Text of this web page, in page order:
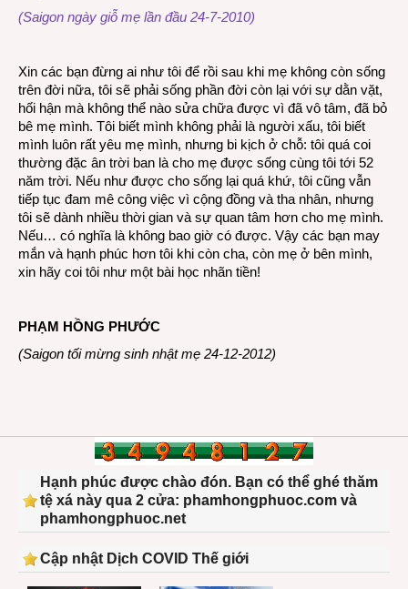
(Saigon ngày giỗ mẹ lần đầu 24-7-2010)
Xin các bạn đừng ai như tôi để rồi sau khi mẹ không còn sống
trên đời nữa, tôi sẽ phải sống phần đời còn lại với sự dằn vặt,
hối hận mà không thể nào sửa chữa được vì đã vô tâm, đã bỏ
bê mẹ mình. Tôi biết mình không phải là người xấu, tôi biết
mình luôn rất yêu mẹ mình, nhưng bi kịch ở chỗ: tôi quá coi
thường đặc ân trời ban là cho mẹ được sống cùng tôi tới 52
năm trời. Nếu như được cho sống lại quá khứ, tôi cũng vẫn
tiếp tục đam mê công việc vì cộng đồng và tha nhân, nhưng
tôi sẽ dành nhiều thời gian và sự quan tâm hơn cho mẹ mình.
Nếu… có nghĩa là không bao giờ có được. Vậy các bạn may
mắn và hạnh phúc hơn tôi khi còn cha, còn mẹ ở bên mình,
xin hãy coi tôi như một bài học nhãn tiền!
PHẠM HỒNG PHƯỚC
(Saigon tối mừng sinh nhật mẹ 24-12-2012)
Hạnh phúc được chào đón. Bạn có thể ghé thăm
tệ xá này qua 2 cửa: phamhongphuoc.com và
phamhongphuoc.net
Cập nhật Dịch COVID Thế giới